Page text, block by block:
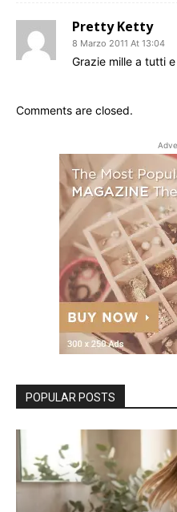
Pretty Ketty
8 Marzo 2011 At 13:04
Grazie mille a tutti
Comments are closed.
POPULAR POSTS